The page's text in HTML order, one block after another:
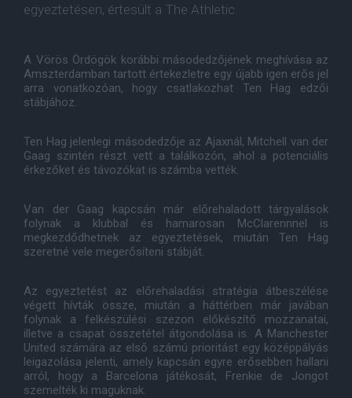
egyeztetésen, értesült a The Athletic.
A Vörös Ördögök korábbi másodedzőjének meghívása az
Amszterdamban tartott értekezletre egy újabb igen erős jel
arra vonatkozóan, hogy csatlakozhat Ten Hag edzői
stábjához.
Ten Hag jelenlegi másodedzője az Ajaxnál, Mitchell van der
Gaag szintén részt vett a találkozón, ahol a potenciális
érkezőket és távozókat is számba vették.
Van der Gaag kapcsán már előrehaladott tárgyalások
folynak a klubbal és hamarosan McClarennnel is
megkezdődhetnek az egyeztetések, miután Ten Hag
szeretné vele megerősíteni stábját.
Az egyeztetést az előrehaladási stratégia átbeszélése
végett hívták össze, miután a háttérben már javában
folynak a felkészülési szezon előkészítő mozzanatai,
illetve a csapat összetétel átgondolása is. A Manchester
United számára az első számú prioritást egy középpályás
leigazolása jelenti, amely kapcsán egyre erősebben hallani
arról, hogy a Barcelona játékosát, Frenkie de Jongot
szemelték ki maguknak.